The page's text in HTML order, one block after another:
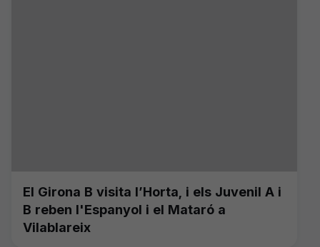
El Girona B visita l’Horta, i els Juvenil A i
B reben l'Espanyol i el Mataró a
Vilablareix